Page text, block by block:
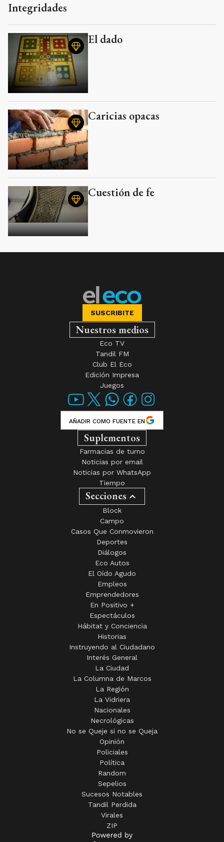
Integridades
El dado
Caricias opacas
Cuestión de fe
SUSCRIBITE
Nuestros medios
Eco TV
Tandil FM
Club El Eco
Edición Impresa
Juegos
AÑADIR COMO FUENTE EN
Suplementos
Farmacias de turno
Noticias por email
Noticias por WhatsApp
Tiempo
Secciones
Block
Campo
Casos Que Conmovieron
Deportes
Diálogos
Eco Autos
El Oído Agudo
Empleos
Emprendedores
En Positivo +
Espectáculos
Hábitat y Conciencia
Historias
Instruyendo al Ciudadano
Interés General
La Ciudad
La Columna de Marcos
La Región
La Vidriera
Nacionales
Necrológicas
No se Queje si no se Queja
Opinión
Policiales
Política
Random
Sepelios
Sucesos Notables
Tandil Perdida
Virales
ZIP